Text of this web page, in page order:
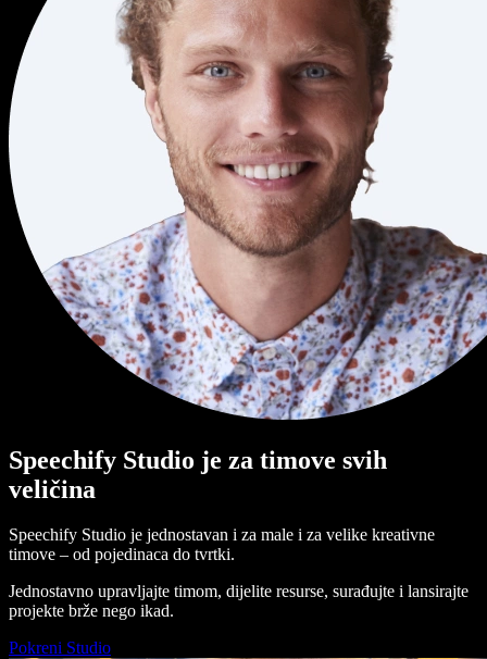
Speechify Studio je za timove svih
veličina
Speechify Studio je jednostavan i za male i za velike kreativne
timove – od pojedinaca do tvrtki.
Jednostavno upravljajte timom, dijelite resurse, surađujte i lansirajte
projekte brže nego ikad.
Pokreni Studio